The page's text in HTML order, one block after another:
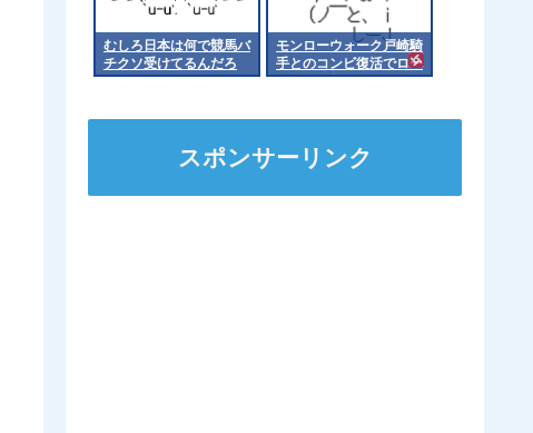
むしろ日本は何で競馬バ
チクソ受けてるんだろ
モンローウォーク戸崎騎
手とのコンビ復活でロー
ズSへ 他
スポンサーリンク